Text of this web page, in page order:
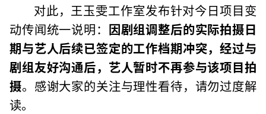
对此，王玉雯工作室发布针对今日项目变
动传闻统一说明： 因剧组调整后的实际拍摄日
期与艺人后续已签定的工作档期冲突，经过与
剧组友好沟通后，艺人暂时不再参与该项目拍
摄。感谢大家的关注与理性看待，请勿过度解
读。